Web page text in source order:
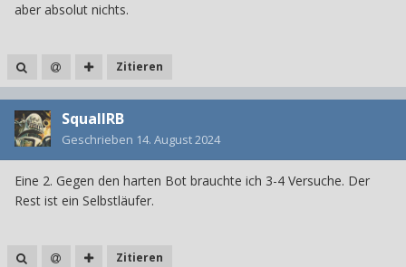
aber absolut nichts.
Zitieren
SquallRB
Geschrieben 14. August 2024
Eine 2. Gegen den harten Bot brauchte ich 3-4 Versuche. Der
Rest ist ein Selbstläufer.
Zitieren